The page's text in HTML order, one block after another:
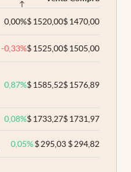
0,00%$1520,00$1470,00
-0,33%$1525,00$1505,00
0,87%$1585,52$1576,89
0,08%$1733,27$1731,97
0,05% $295,03 $294,82